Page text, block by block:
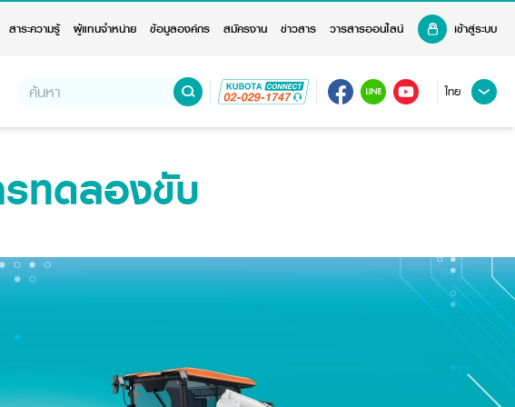
สาระความรู้ ผู้แทนจำหน่าย ข้อมูลองค์กร สมัครงาน ข่าวสาร วารสารออนไลน์ เข้าสู่ระบบ
ไทย
รทดลองขับ